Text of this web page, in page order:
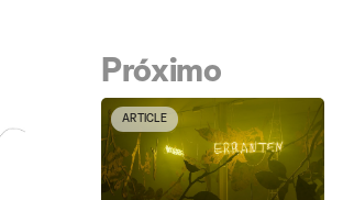
Próximo
ARTICLE